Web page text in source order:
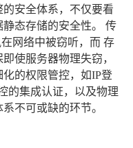
安全体系，不仅要看
态存储的安全性。 传
在网络中被窃听，而 存
使服务器物理失窃，
的权限管控，如IP登
的集成认证，以及物理
不可或缺的环节。